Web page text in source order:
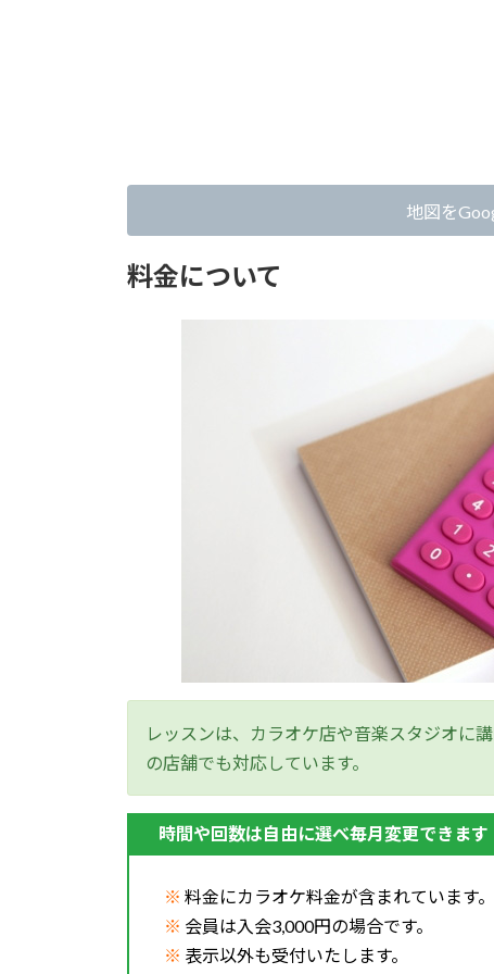
地図を
料金について
レッスンは、カラオケ店や音楽スタジオに
の店舗でも対応しています。
時間や回数は自由に選べ毎月変更できます
※ 料金にカラオケ料金が含まれています。
※ 会員は入会3,000円の場合です。
※ 表示以外も受付いたします。